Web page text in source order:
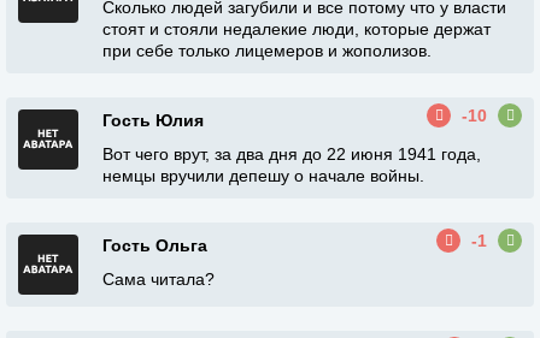
Сколько людей загубили и все потому что у власти
стоят и стояли недалекие люди, которые держат
при себе только лицемеров и жополизов.
Гость Юлия
-10
Вот чего врут, за два дня до 22 июня 1941 года,
немцы вручили депешу о начале войны.
Гость Ольга
-1
Сама читала?